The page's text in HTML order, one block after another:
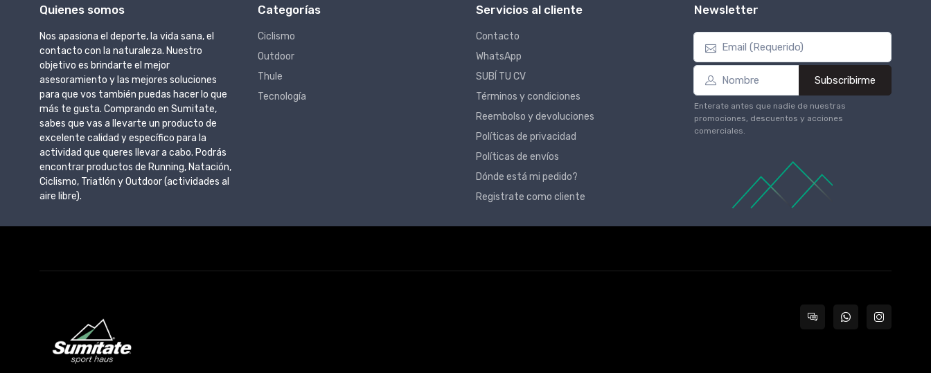
Quienes somos
Nos apasiona el deporte, la vida sana, el
contacto con la naturaleza. Nuestro
objetivo es brindarte el mejor
asesoramiento y las mejores soluciones
para que vos también puedas hacer lo que
más te gusta. Comprando en Sumitate,
sabes que vas a llevarte un producto de
excelente calidad y específico para la
actividad que queres llevar a cabo. Podrás
encontrar productos de Running, Natación,
Ciclismo, Triatlón y Outdoor (actividades al
aire libre).
Categorías
Ciclismo
Outdoor
Thule
Tecnología
Servicios al cliente
Contacto
WhatsApp
SUBÍ TU CV
Términos y condiciones
Reembolso y devoluciones
Políticas de privacidad
Políticas de envíos
Dónde está mi pedido?
Registrate como cliente
Newsletter
Subscribirme
Enterate antes que nadie de nuestras
promociones, descuentos y acciones
comerciales.